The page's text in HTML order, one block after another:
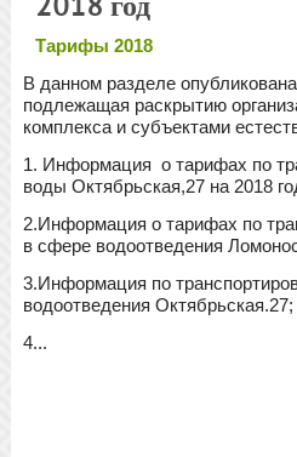
Тарифы 2018
В данном разделе
подлежащая раскрытию
комплекса и субъектами
1. Информация о тарифах по
воды Октябрьская,27 на 2018
2.Информация о тарифах по
в сфере водоотведения
3.Информация по
водоотведения Октябрьская.27;
4...